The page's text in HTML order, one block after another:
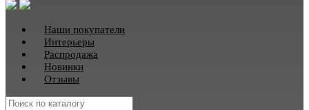
Наши покупатели
Интерьеры
Распродажа
Новинки
Отзывы